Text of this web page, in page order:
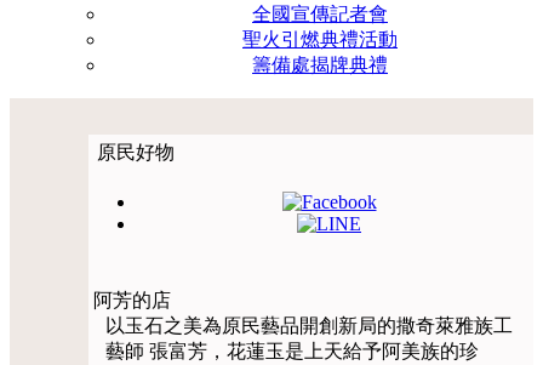
全國宣傳記者會
聖火引燃典禮活動
籌備處揭牌典禮
原民好物
阿芳的店
以玉石之美為原民藝品開創新局的撒奇萊雅族工
藝師 張富芳，花蓮玉是上天給予阿美族的珍